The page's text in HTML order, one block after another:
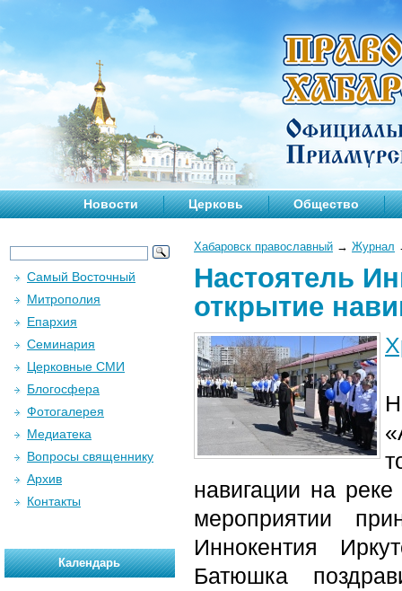
Новости Церковь Общество
Хабаровск православный → Журнал
Настоятель
открытие
навигации на
мероприятии
Иннокентия
Батюшка
Самый Восточный
Митрополия
Епархия
Семинария
Церковные СМИ
Блогосфера
Фотогалерея
Медиатека
Вопросы священнику
Архив
Контакты
Календарь